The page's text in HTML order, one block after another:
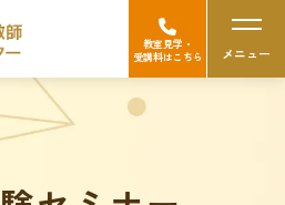
教室見学・
受講料はこちら メニュー
る理由）